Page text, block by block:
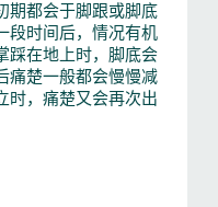
期都会于脚跟或脚底
段时间后，情况有机
踩在地上时，脚底会
痛楚一般都会慢慢减
时，痛楚又会再次出